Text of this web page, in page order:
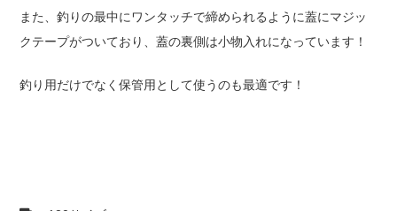
また、釣りの最中にワンタッチで締められるように蓋にマジッ
クテープがついており、蓋の裏側は小物入れになっています！
釣り用だけでなく保管用として使うのも最適です！